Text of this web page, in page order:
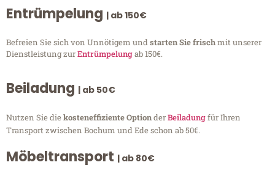
Entrümpelung | ab 150€
Befreien Sie sich von Unnötigem undstarten Sie frischmit unserer
Dienstleistung zurEntrümpelungab 150€.
Beiladung | ab 50€
Nutzen Sie diekosteneffiziente OptionderBeiladungfür Ihren
Transport zwischen Bochum und Ede schon ab 50€.
Möbeltransport | ab 80€